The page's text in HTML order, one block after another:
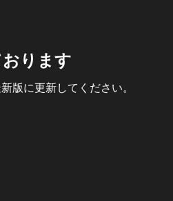
ります
版に更新してください。